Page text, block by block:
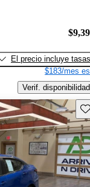
El precio incluye tasas
$183/mes
Verif. disponibilidad